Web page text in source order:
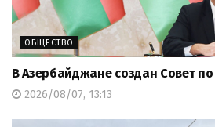
ОБЩЕСТВО
В Азербайджане создан Совет
2026/08/07, 13:13